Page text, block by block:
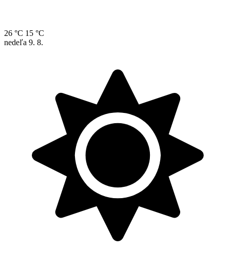
26 °C 15 °C
nedeľa 9. 8.